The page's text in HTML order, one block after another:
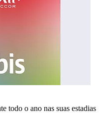
todo o ano nas suas estadias